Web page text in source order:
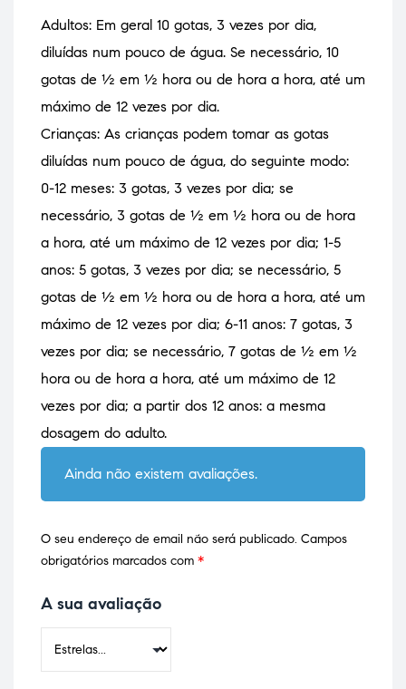
Adultos: Em geral 10 gotas, 3 vezes por dia,
diluídas num pouco de água. Se necessário, 10
gotas de ½ em ½ hora ou de hora a hora, até um
máximo de 12 vezes por dia.
Crianças: As crianças podem tomar as gotas
diluídas num pouco de água, do seguinte modo:
0-12 meses: 3 gotas, 3 vezes por dia; se
necessário, 3 gotas de ½ em ½ hora ou de hora
a hora, até um máximo de 12 vezes por dia; 1-5
anos: 5 gotas, 3 vezes por dia; se necessário, 5
gotas de ½ em ½ hora ou de hora a hora, até um
máximo de 12 vezes por dia; 6-11 anos: 7 gotas, 3
vezes por dia; se necessário, 7 gotas de ½ em ½
hora ou de hora a hora, até um máximo de 12
vezes por dia; a partir dos 12 anos: a mesma
dosagem do adulto.
Ainda não existem avaliações.
O seu endereço de email não será publicado. Campos
obrigatórios marcados com *
A sua avaliação